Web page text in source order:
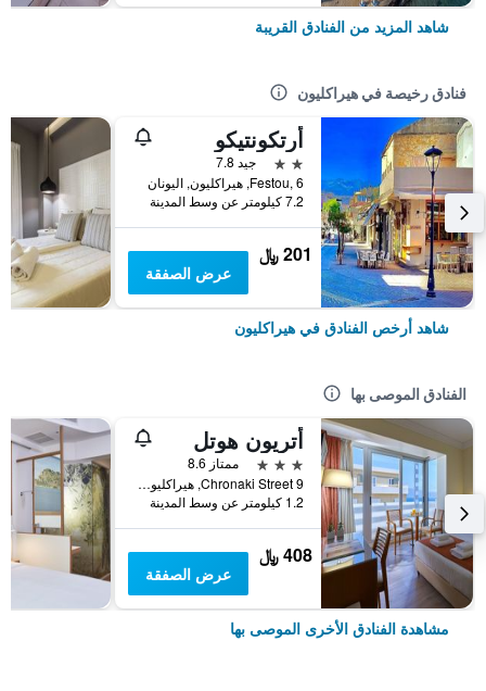
شاهد المزيد من الفنادق القريبة
فنادق رخيصة في هيراكليون
أرتكونتيكو
2 نجمتين
جيد 7.8
Festou, 6, هيراكليون, اليونان
7.2 كيلومتر عن وسط المدينة
201 ﷼
عرض الصفقة
شاهد أرخص الفنادق في هيراكليون
الفنادق الموصى بها
أتريون هوتل
3 نجوم
ممتاز 8.6
9 Chronaki Street, هيراكليون, اليونان
1.2 كيلومتر عن وسط المدينة
408 ﷼
عرض الصفقة
مشاهدة الفنادق الأخرى الموصى بها